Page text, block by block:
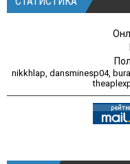
nikkhlap, dansminesp04,